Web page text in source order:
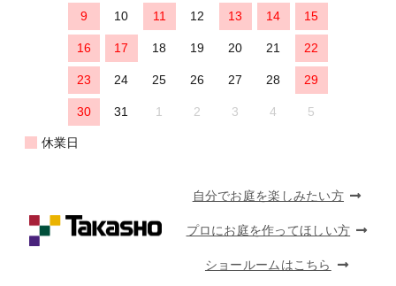
9 10 11 12 13 14 15
16 17 18 19 20 21 22
23 24 25 26 27 28 29
30 31 1 2 3 4 5
休業日
自分でお庭を楽しみたい方
プロにお庭を作ってほしい方
ショールームはこちら